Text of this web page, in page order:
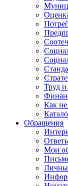
Труд и
Как
Обращения
Мои